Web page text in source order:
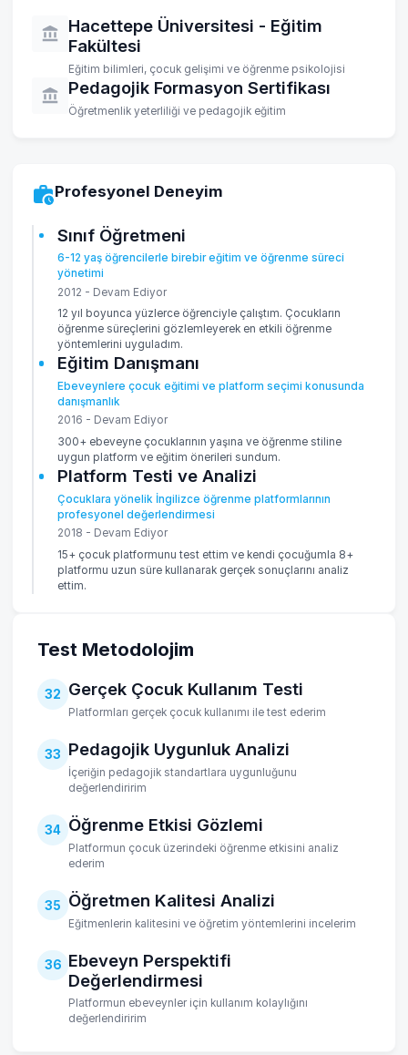
Hacettepe Üniversitesi - Eğitim
Fakültesi
Eğitim bilimleri, çocuk gelişimi ve öğrenme psikolojisi
Pedagojik Formasyon Sertifikası
Öğretmenlik yeterliliği ve pedagojik eğitim
Profesyonel Deneyim
Sınıf Öğretmeni
6-12 yaş öğrencilerle birebir eğitim ve öğrenme süreci
yönetimi
2012 - Devam Ediyor
12 yıl boyunca yüzlerce öğrenciyle çalıştım. Çocukların
öğrenme süreçlerini gözlemleyerek en etkili öğrenme
yöntemlerini uyguladım.
Eğitim Danışmanı
Ebeveynlere çocuk eğitimi ve platform seçimi konusunda
danışmanlık
2016 - Devam Ediyor
300+ ebeveyne çocuklarının yaşına ve öğrenme stiline
uygun platform ve eğitim önerileri sundum.
Platform Testi ve Analizi
Çocuklara yönelik İngilizce öğrenme platformlarının
profesyonel değerlendirmesi
2018 - Devam Ediyor
15+ çocuk platformunu test ettim ve kendi çocuğumla 8+
platformu uzun süre kullanarak gerçek sonuçlarını analiz
ettim.
Test Metodolojim
32 Gerçek Çocuk Kullanım Testi
Platformları gerçek çocuk kullanımı ile test ederim
33 Pedagojik Uygunluk Analizi
İçeriğin pedagojik standartlara uygunluğunu
değerlendiririm
34 Öğrenme Etkisi Gözlemi
Platformun çocuk üzerindeki öğrenme etkisini analiz
ederim
35 Öğretmen Kalitesi Analizi
Eğitmenlerin kalitesini ve öğretim yöntemlerini incelerim
36 Ebeveyn Perspektifi
Değerlendirmesi
Platformun ebeveynler için kullanım kolaylığını
değerlendiririm